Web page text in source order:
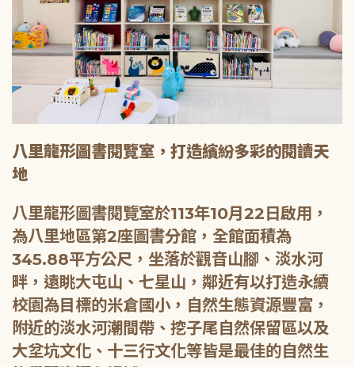
八里龍形圖書閱覽室，打造繽紛多彩的閱讀天
地
八里龍形圖書閱覽室於113年10月22日啟用，
為八里地區第2座圖書分館，全館面積為
345.88平方公尺，坐落於觀音山腳、淡水河
畔，遠眺大屯山、七星山，鄰近有以打造永續
校園為目標的米倉國小，自然生態資源豐富，
附近的淡水河潮間帶、挖子尾自然保留區以及
大坌坑文化、十三行文化等皆是最佳的自然生